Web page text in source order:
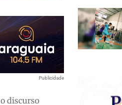
Publicidade
discurso